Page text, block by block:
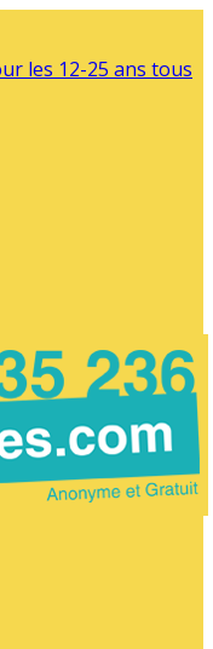
les 12-25 ans tous